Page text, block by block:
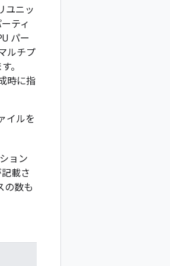
ユニッ
ティ
パー
ルチプ
。
時に指
イルを
ョン
載さ
の数も